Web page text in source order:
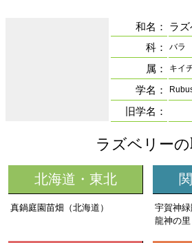
和名：
ラ
科：
バラ
属： キイ
学名：
旧学名：
ラズベリー
北海道・東北
真鍋庭園苗畑（北海道）
宇賀神緑
龍神の里